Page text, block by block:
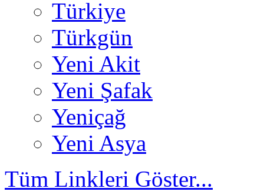
Türkiye
Türkgün
Yeni Akit
Yeni Şafak
Yeniçağ
Yeni Asya
Tüm Linkleri Göster...